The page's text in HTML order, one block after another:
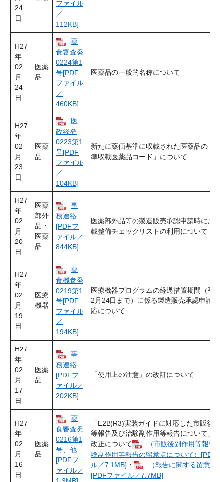
24
日
ファイル
／
112KB]
H27
年
02
月
24
日
医薬
品
薬
食審査発
0224第1
号[PDF
ファイル
／
460KB]
医薬品の一般的名称について
H27
年
02
月
23
日
医薬
品
医
政経発
0223第1
号[PDF
ファイル
／
104KB]
新たに薬価基準に収載された医薬品の「
準収載医薬品コード」について
H27
年
02
月
20
日
医薬
部外
品・
医薬
品
事
務連絡
[PDFフ
ァイル／
844KB]
医薬部外品等の製造販売承認申請時にお
載整備チェックリストの利用について
H27
年
02
月
19
日
医療
機器
薬
食機参発
0219第1
号[PDF
ファイル
／
194KB]
医療機器プログラムの経過措置期間（平
2月24日まで）に係る製造販売承認申請
応について
H27
年
02
月
17
日
医薬
品
事
務連絡
[PDFフ
ァイル／
202KB]
「使用上の注意」の改訂について
H27
年
02
月
16
日
医薬
品
薬
食審査発
0216第1
号、他
[PDFフ
ァイル／
1.3MB]
「E2B(R3)実装ガイドに対応した市販後
等報告及び治験副作用等報告について」
改正について
（市販後副作用等報告
験副作用等報告の留意点について）[PDF
ル／7.1MB] ・
（報告に関する留意事
[PDFファイル／7.7MB]